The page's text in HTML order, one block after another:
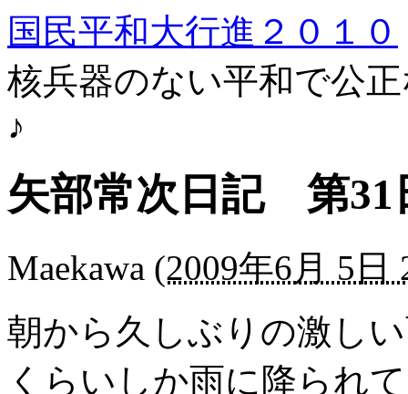
国民平和大行進２０１０
核兵器のない平和で公
♪
矢部常次日記 第31
Maekawa (2009年6月 5日
朝から久しぶりの激し
くらいしか雨に降られ